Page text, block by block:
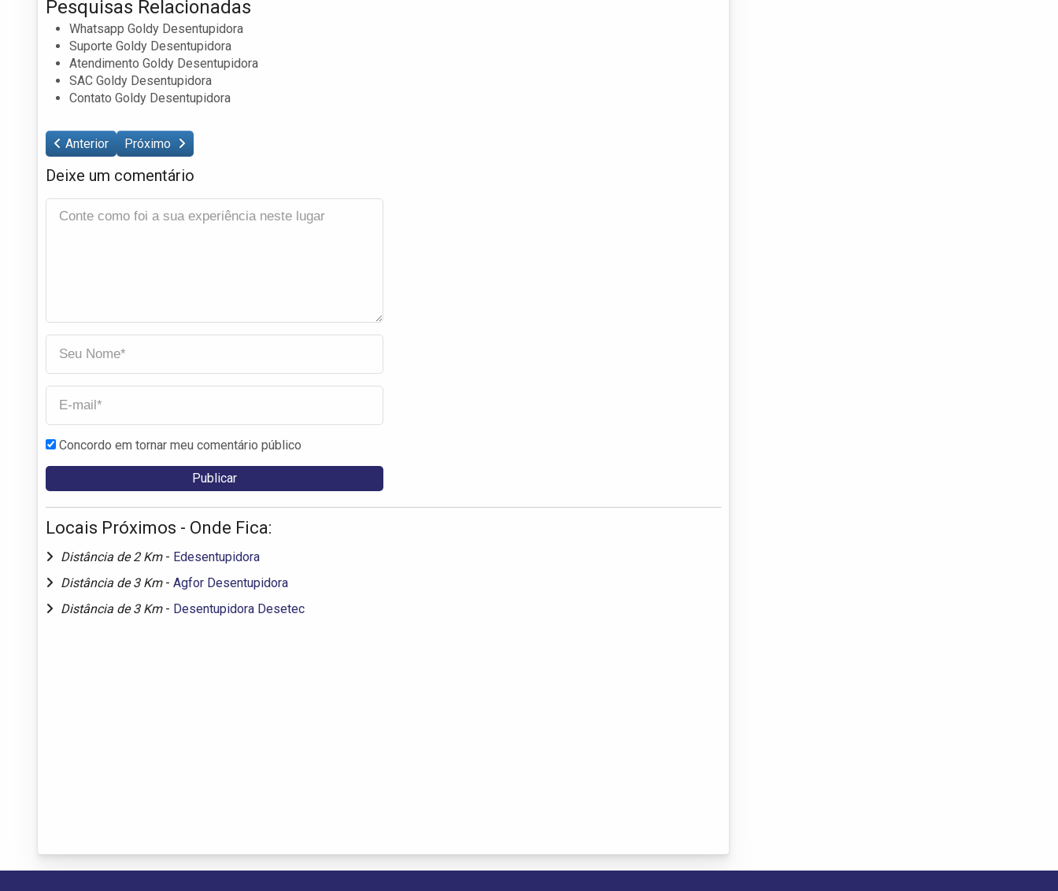
Pesquisas Relacionadas
Whatsapp Goldy Desentupidora
Suporte Goldy Desentupidora
Atendimento Goldy Desentupidora
SAC Goldy Desentupidora
Contato Goldy Desentupidora
Anterior Próximo
Deixe um comentário
Concordo em tornar meu comentário público
Locais Próximos - Onde Fica:
Distância de 2 Km - Edesentupidora
Distância de 3 Km - Agfor Desentupidora
Distância de 3 Km - Desentupidora Desetec